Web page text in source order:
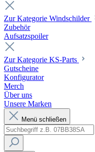
Zur Kategorie Windschilder
Zubehör
Aufsatzspoiler
Zur Kategorie KS-Parts
Gutscheine
Konfigurator
Merch
Über uns
Unsere Marken
Menü schließen